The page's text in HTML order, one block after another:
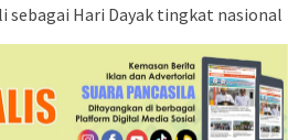
sebagai Hari Dayak tingkat nasional